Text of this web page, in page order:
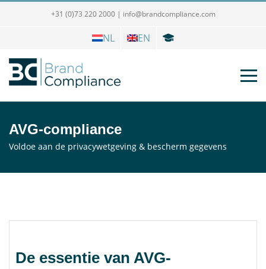
+31 (0)73 220 2000 | info@brandcompliance.com
NL EN
AVG-compliance
Voldoe aan de privacywetgeving & bescherm gegevens
De essentie van AVG-